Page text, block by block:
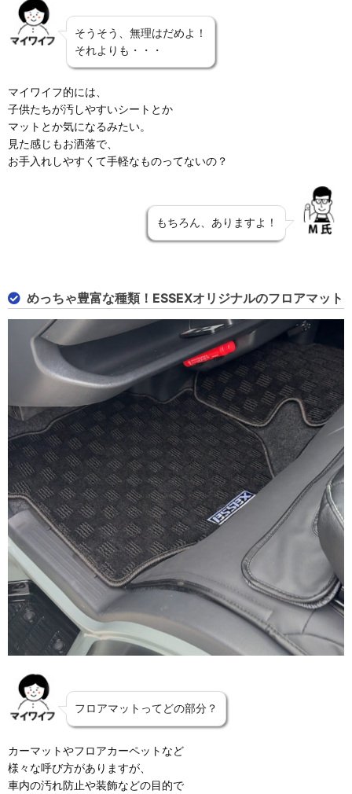
そうそう、無理はだめよ！
それよりも・・・
マイワイフ的には、
子供たちが汚しやすいシートとか
マットとか気になるみたい。
見た感じもお洒落で、
お手入れしやすくて手軽なものってないの？
もちろん、ありますよ！
めっちゃ豊富な種類！ESSEXオリジナルのフロアマット
フロアマットってどの部分？
カーマットやフロアカーペットなど
様々な呼び方がありますが、
車内の汚れ防止や装飾などの目的で